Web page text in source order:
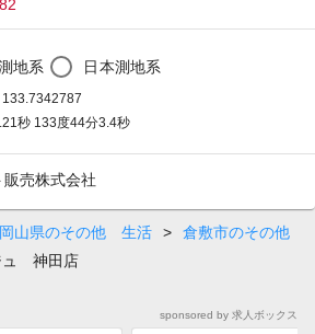
地系 日本測地系
秒 133度44分3.4秒
売株式会社
岡山県のその他 生活 >
倉敷市のその他
ュ 神田店
sponsored by 求人ボックス